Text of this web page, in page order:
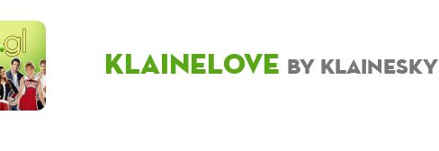
KlaineLove by KlaineSky